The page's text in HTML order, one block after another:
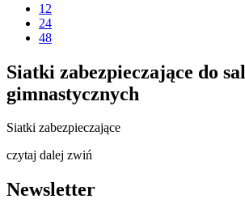
12
24
48
Siatki zabezpieczające do sal
gimnastycznych
Siatki zabezpieczające
czytaj dalej zwiń
Newsletter